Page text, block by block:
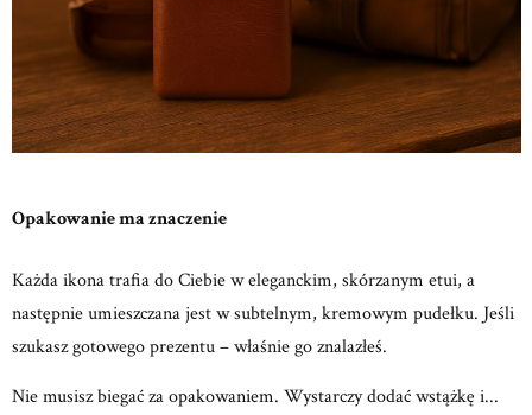
Opakowanie ma znaczenie
Każda ikona trafia do Ciebie w eleganckim, skórzanym etui, a
następnie umieszczana jest w subtelnym, kremowym pudełku. Jeśli
szukasz gotowego prezentu – właśnie go znalazłeś.
Nie musisz biegać za opakowaniem. Wystarczy dodać wstążkę i...